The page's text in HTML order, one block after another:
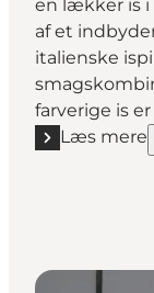
en lækker is i
af et
italienske
farverige is
Læs mere
Læs mere